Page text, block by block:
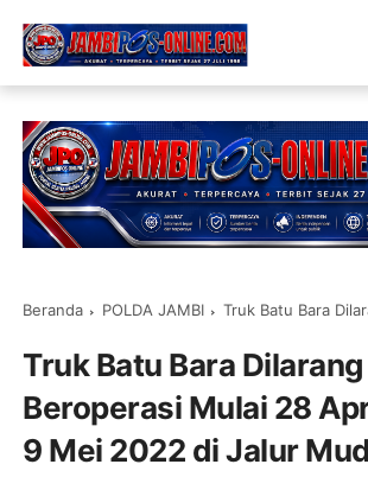
Beranda POLDA JAMBI Truk Batu Bara Dilarang Beroperasi Mulai 28
Truk Batu Bara Dilarang
Beroperasi Mulai 28
9 Mei 2022 di Jalur